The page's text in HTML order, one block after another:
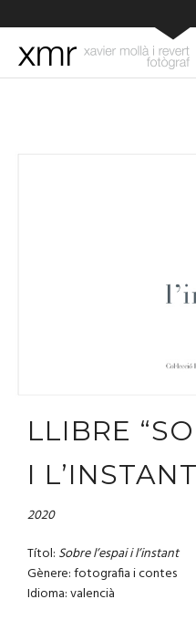
LLIBRE
I
2020
Títol: Sobre l’espai i l’instant
Gènere: fotografia i contes
Idioma: valencià